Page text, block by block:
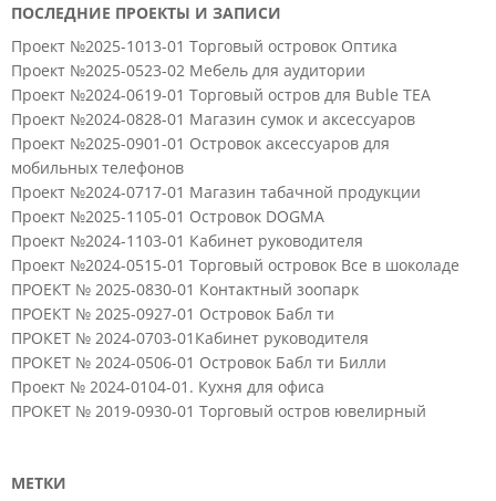
ПОСЛЕДНИЕ ПРОЕКТЫ И ЗАПИСИ
Проект №2025-1013-01 Торговый островок Оптика
Проект №2025-0523-02 Мебель для аудитории
Проект №2024-0619-01 Торговый остров для Buble TEA
Проект №2024-0828-01 Магазин сумок и аксессуаров
Проект №2025-0901-01 Островок аксессуаров для
мобильных телефонов
Проект №2024-0717-01 Магазин табачной продукции
Проект №2025-1105-01 Островок DOGMA
Проект №2024-1103-01 Кабинет руководителя
Проект №2024-0515-01 Торговый островок Все в шоколаде
ПРОЕКТ № 2025-0830-01 Контактный зоопарк
ПРОЕКТ № 2025-0927-01 Островок Бабл ти
ПРОКЕТ № 2024-0703-01Кабинет руководителя
ПРОКЕТ № 2024-0506-01 Островок Бабл ти Билли
Проект № 2024-0104-01. Кухня для офиса
ПРОКЕТ № 2019-0930-01 Торговый остров ювелирный
МЕТКИ